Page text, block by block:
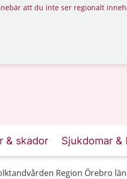
att du inte ser regionalt
& skador Sjukdomar &
Region Örebro län